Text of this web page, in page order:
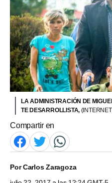
LA ADMINISTRACIÓN DE
TE DESARROLLISTA,
Compartir en
PorCarlos Zaragoza